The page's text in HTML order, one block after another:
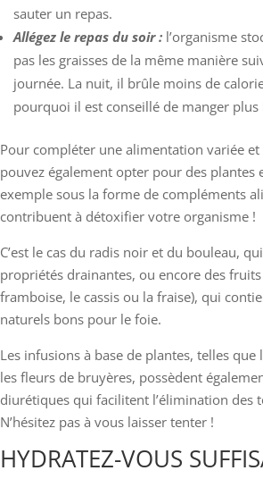
sauter un repas.
Allégez le repas du soir : l’organisme
pas les graisses de la même manière
journée. La nuit, il brûle moins de
pourquoi il est conseillé de manger
Pour compléter une alimentation variée
pouvez également opter pour des plantes
exemple sous la forme de compléments
contribuent à détoxifier votre organisme !
C’est le cas du radis noir et du bouleau,
propriétés drainantes, ou encore des
framboise, le cassis ou la fraise), qui
naturels bons pour le foie.
Les infusions à base de plantes, telles que
les fleurs de bruyères, possèdent
diurétiques qui facilitent l’élimination des
N’hésitez pas à vous laisser tenter !
HYDRATEZ-VOUS